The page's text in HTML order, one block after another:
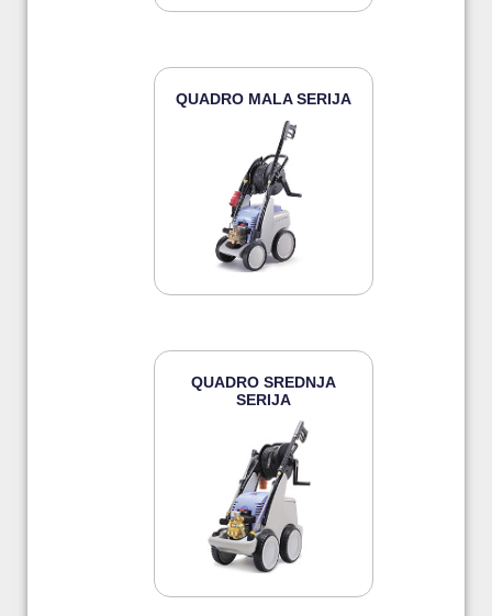
QUADRO MALA SERIJA
QUADRO SREDNJA
SERIJA